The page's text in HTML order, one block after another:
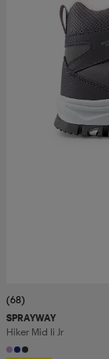
(68)
SPRAYWAY
Hiker Mid Ii Jr